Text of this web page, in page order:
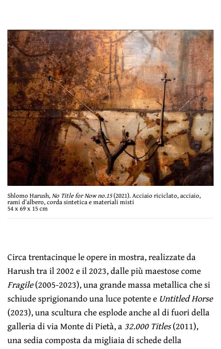
Shlomo Harush,No Title for Now no.15(2021). Acciaio riciclato, acciaio,
rami d’albero, corda sintetica e materiali misti
54 x 69 x 15 cm
Circa trentacinque le opere in mostra, realizzate da
Harush tra il 2002 e il 2023, dalle più maestose come
Fragile(2005-2023), una grande massa metallica che si
schiude sprigionando una luce potente e Untitled Horse
(2023), una scultura che esplode anche al di fuori della
galleria di via Monte di Pietà, a32.000 Titles(2011),
una sedia composta da migliaia di schede della